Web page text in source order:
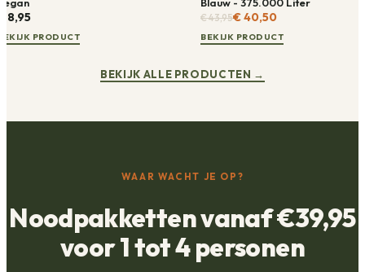
8,95
PRODUCT
€ 43,95€ 40,50
BEKIJK PRODUCT
BEKIJK ALLE PRODUCTEN →
WAAR WACHT JE OP?
Noodpakketten vanaf €39,95
voor 1 tot 4 personen